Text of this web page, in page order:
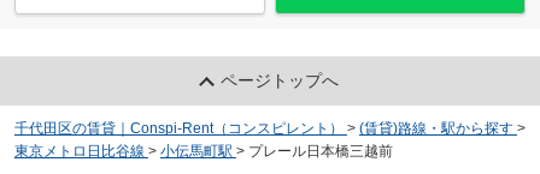
ページトップへ
千代田区の賃貸｜Conspi-Rent（コンスピレント） > (賃貸)路線・駅から探す >
東京メトロ日比谷線 > 小伝馬町駅 > プレール日本橋三越前